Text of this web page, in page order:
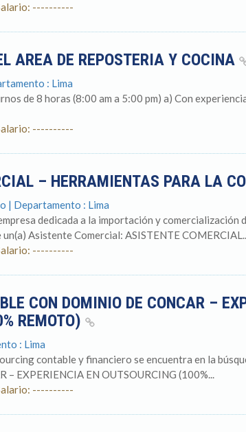
----------
AREA DE REPOSTERIA Y COCINA
: Lima
de 8 horas (8:00 am a 5:00 pm) a) Con
----------
– HERRAMIENTAS PARA LA
| Departamento : Lima
dedicada a la importación y comercialización
Asistente Comercial: ASISTENTE
----------
CON DOMINIO DE CONCAR –
REMOTO)
: Lima
contable y financiero se encuentra en la
– EXPERIENCIA EN OUTSOURCING (100%...
----------